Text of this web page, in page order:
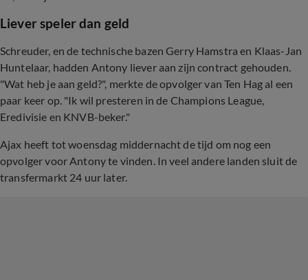
Liever speler dan geld
Schreuder, en de technische bazen Gerry Hamstra en Klaas-Jan
Huntelaar, hadden Antony liever aan zijn contract gehouden.
"Wat heb je aan geld?", merkte de opvolger van Ten Hag al een
paar keer op. "Ik wil presteren in de Champions League,
Eredivisie en KNVB-beker."
Ajax heeft tot woensdag middernacht de tijd om nog een
opvolger voor Antony te vinden. In veel andere landen sluit de
transfermarkt 24 uur later.